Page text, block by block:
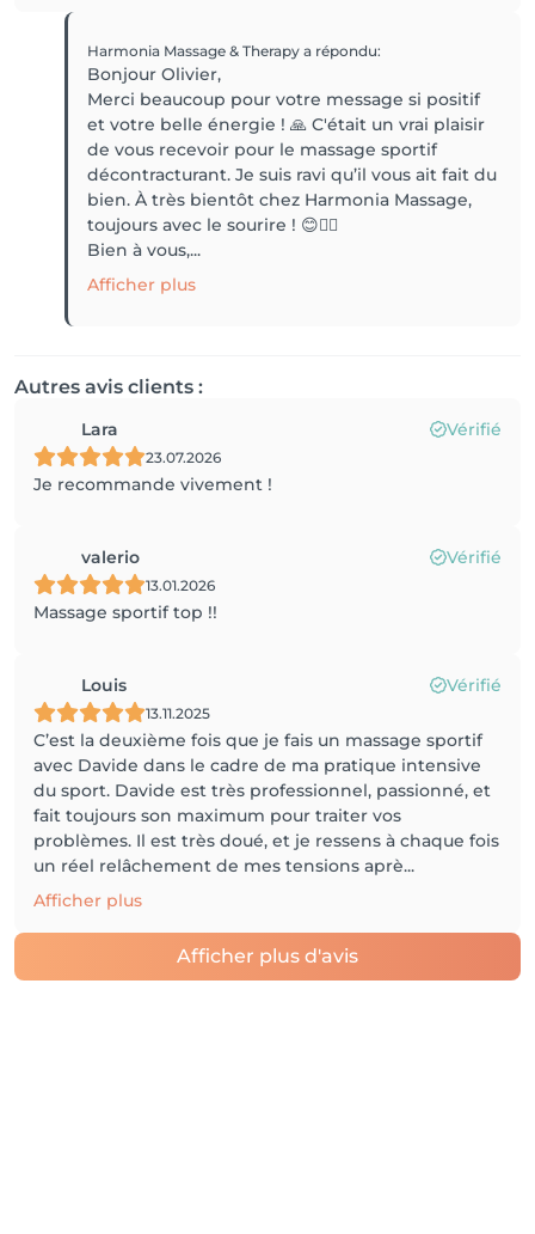
Harmonia Massage & Therapya répondu:
Bonjour Olivier,
Merci beaucoup pour votre message si positif
et votre belle énergie ! 🙏 C'était un vrai plaisir
de vous recevoir pour le massage sportif
décontracturant. Je suis ravi qu’il vous ait fait du
bien. À très bientôt chez Harmonia Massage,
toujours avec le sourire ! 😊💆‍♂️
Bien à vous,...
Afficher plus
Autres avis clients :
Lara Vérifié
23.07.2026
Je recommande vivement !
valerio Vérifié
13.01.2026
Massage sportif top !!
Louis Vérifié
13.11.2025
C’est la deuxième fois que je fais un massage sportif
avec Davide dans le cadre de ma pratique intensive
du sport. Davide est très professionnel, passionné, et
fait toujours son maximum pour traiter vos
problèmes. Il est très doué, et je ressens à chaque fois
un réel relâchement de mes tensions aprè...
Afficher plus
Afficher plus d'avis